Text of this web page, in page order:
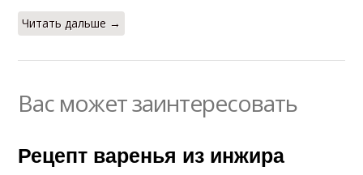
Читать дальше →
Вас может заинтересовать
Рецепт варенья из инжира